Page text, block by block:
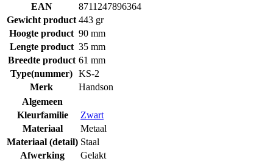
EAN
8711247896364
Gewicht product 443 gr
Hoogte product 90 mm
Lengte product 35 mm
Breedte product 61 mm
Type(nummer) KS-2
Merk
Handson
Algemeen
Kleurfamilie
Zwart
Materiaal
Metaal
Materiaal (detail) Staal
Afwerking
Gelakt